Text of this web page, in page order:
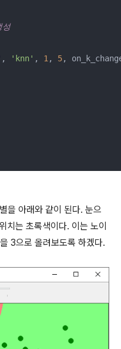
, 'knn' , 1 , 5,
을 아래와 같이 된다. 눈으
치는 초록색이다. 이는 노이
3으로 올려보도록 하겠다.